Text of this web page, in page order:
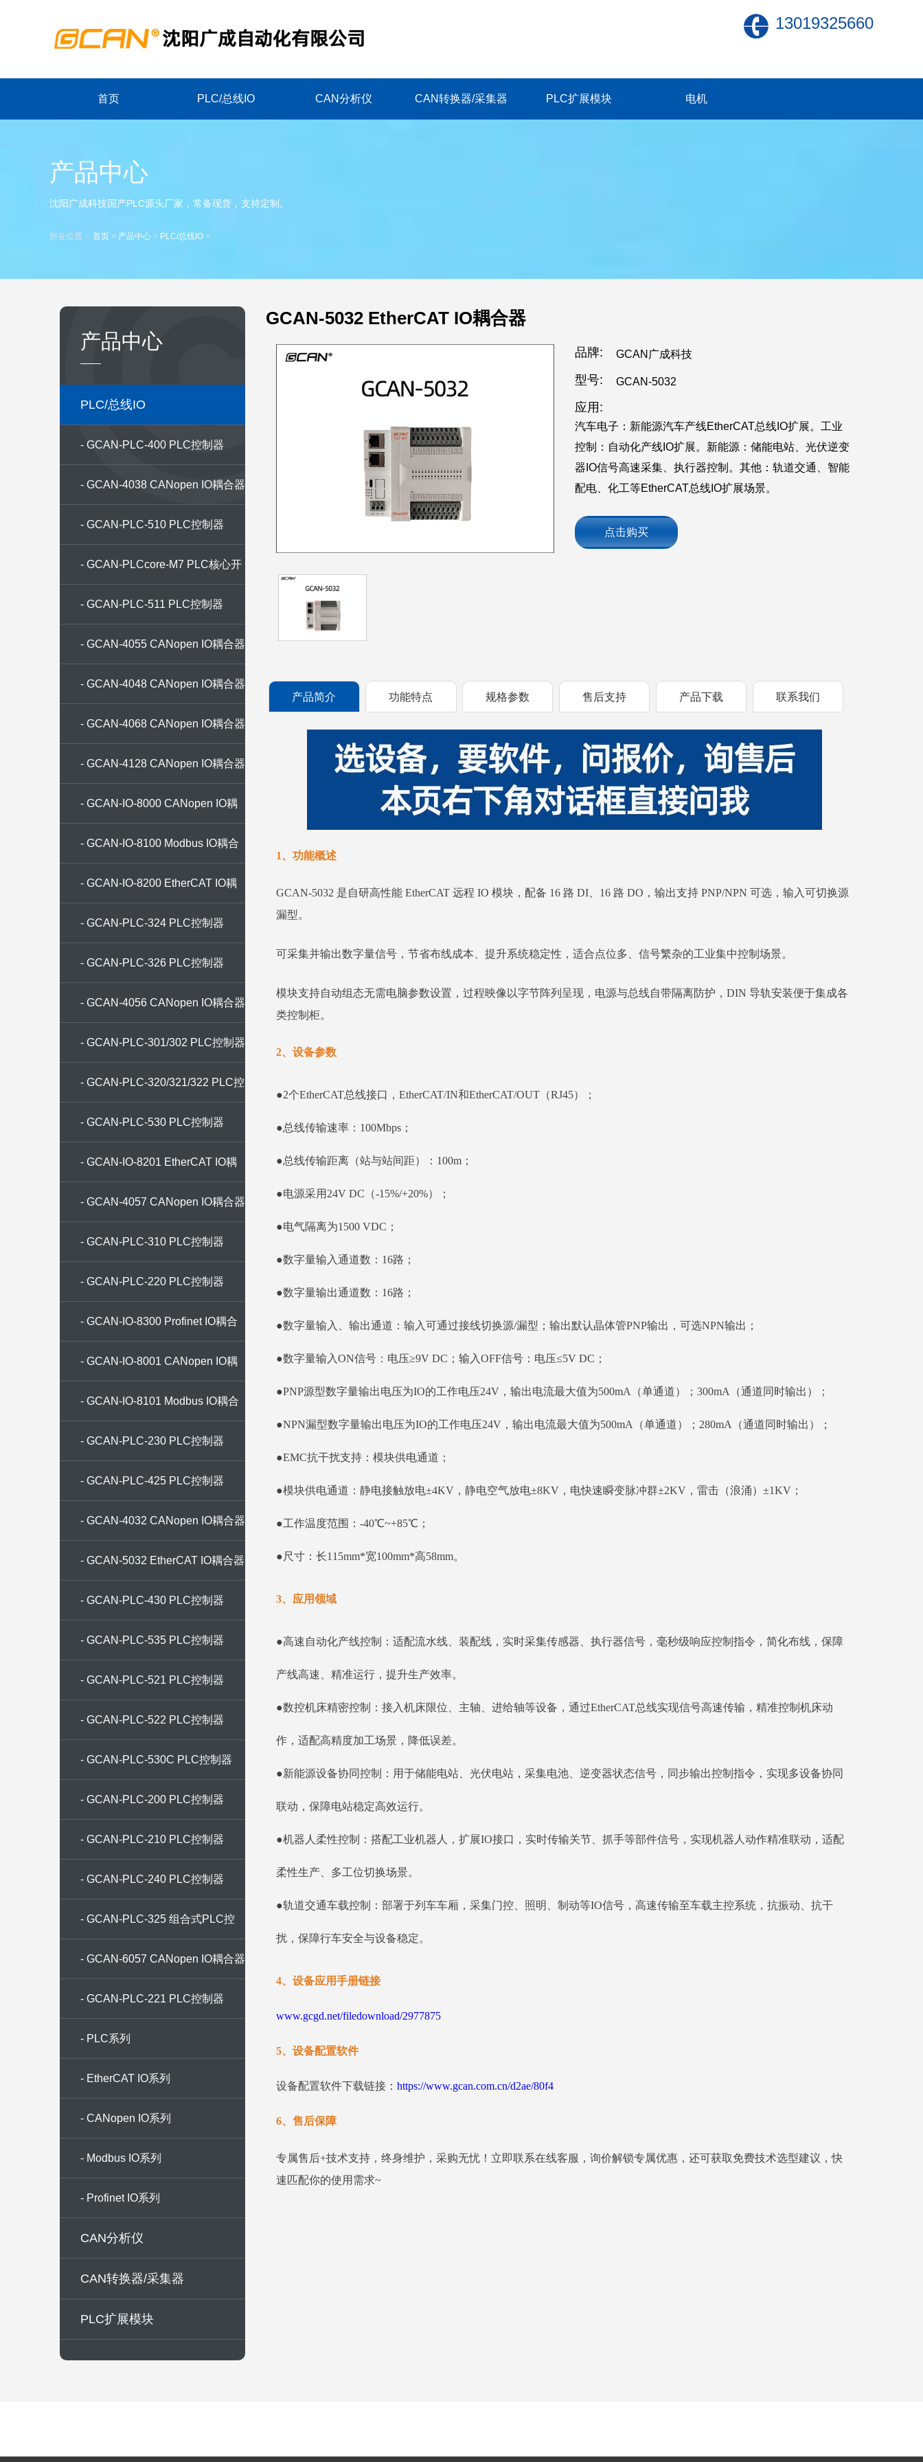
13019325660
首页 PLC/总线IO CAN分析仪 CAN转换器/采集器 PLC扩展模块 电机
产品中心
沈阳广成科技国产PLC源头厂家，常备现货，支持定制。
所在位置： 首页 > 产品中心 > PLC/总线IO >
产品中心
PLC/总线IO
- GCAN-PLC-400 PLC控制器
- GCAN-4038 CANopen IO耦合器
- GCAN-PLC-510 PLC控制器
- GCAN-PLCcore-M7 PLC核心开
发板
- GCAN-PLC-511 PLC控制器
- GCAN-4055 CANopen IO耦合器
- GCAN-4048 CANopen IO耦合器
- GCAN-4068 CANopen IO耦合器
- GCAN-4128 CANopen IO耦合器
- GCAN-IO-8000 CANopen IO耦
合器
- GCAN-IO-8100 Modbus IO耦合
器
- GCAN-IO-8200 EtherCAT IO耦
合器
- GCAN-PLC-324 PLC控制器
- GCAN-PLC-326 PLC控制器
- GCAN-4056 CANopen IO耦合器
- GCAN-PLC-301/302 PLC控制器
- GCAN-PLC-320/321/322 PLC控
制器
- GCAN-PLC-530 PLC控制器
- GCAN-IO-8201 EtherCAT IO耦
合器
- GCAN-4057 CANopen IO耦合器
- GCAN-PLC-310 PLC控制器
- GCAN-PLC-220 PLC控制器
- GCAN-IO-8300 Profinet IO耦合
器
- GCAN-IO-8001 CANopen IO耦
合器
- GCAN-IO-8101 Modbus IO耦合
器
- GCAN-PLC-230 PLC控制器
- GCAN-PLC-425 PLC控制器
- GCAN-4032 CANopen IO耦合器
- GCAN-5032 EtherCAT IO耦合器
- GCAN-PLC-430 PLC控制器
- GCAN-PLC-535 PLC控制器
- GCAN-PLC-521 PLC控制器
- GCAN-PLC-522 PLC控制器
- GCAN-PLC-530C PLC控制器
- GCAN-PLC-200 PLC控制器
- GCAN-PLC-210 PLC控制器
- GCAN-PLC-240 PLC控制器
- GCAN-PLC-325 组合式PLC控
制器
- GCAN-6057 CANopen IO耦合器
- GCAN-PLC-221 PLC控制器
- PLC系列
- EtherCAT IO系列
- CANopen IO系列
- Modbus IO系列
- Profinet IO系列
CAN分析仪
CAN转换器/采集器
PLC扩展模块
GCAN-5032 EtherCAT IO耦合器
品牌: GCAN广成科技
型号: GCAN-5032
应用:
汽车电子：新能源汽车产线EtherCAT总线IO扩展。工业
控制：自动化产线IO扩展。新能源：储能电站、光伏逆变
器IO信号高速采集、执行器控制。其他：轨道交通、智能
配电、化工等EtherCAT总线IO扩展场景。
点击购买
产品简介 功能特点 规格参数 售后支持 产品下载 联系我们
1、功能概述
GCAN-5032 是自研高性能 EtherCAT 远程 IO 模块，配备 16 路 DI、16 路 DO，输出支持 PNP/NPN 可选，输入可切换源
漏型。
可采集并输出数字量信号，节省布线成本、提升系统稳定性，适合点位多、信号繁杂的工业集中控制场景。
模块支持自动组态无需电脑参数设置，过程映像以字节阵列呈现，电源与总线自带隔离防护，DIN 导轨安装便于集成各
类控制柜。
2、设备参数
●2个EtherCAT总线接口，EtherCAT/IN和EtherCAT/OUT（RJ45）；
●总线传输速率：100Mbps；
●总线传输距离（站与站间距）：100m；
●电源采用24V DC（-15%/+20%）；
●电气隔离为1500 VDC；
●数字量输入通道数：16路；
●数字量输出通道数：16路；
●数字量输入、输出通道：输入可通过接线切换源/漏型；输出默认晶体管PNP输出，可选NPN输出；
●数字量输入ON信号：电压≥9V DC；输入OFF信号：电压≤5V DC；
●PNP源型数字量输出电压为IO的工作电压24V，输出电流最大值为500mA（单通道）；300mA（通道同时输出）；
●NPN漏型数字量输出电压为IO的工作电压24V，输出电流最大值为500mA（单通道）；280mA（通道同时输出）；
●EMC抗干扰支持：模块供电通道；
●模块供电通道：静电接触放电±4KV，静电空气放电±8KV，电快速瞬变脉冲群±2KV，雷击（浪涌）±1KV；
●工作温度范围：-40℃~+85℃；
●尺寸：长115mm*宽100mm*高58mm。
3、应用领域
●高速自动化产线控制：适配流水线、装配线，实时采集传感器、执行器信号，毫秒级响应控制指令，简化布线，保障
产线高速、精准运行，提升生产效率。
●数控机床精密控制：接入机床限位、主轴、进给轴等设备，通过EtherCAT总线实现信号高速传输，精准控制机床动
作，适配高精度加工场景，降低误差。
●新能源设备协同控制：用于储能电站、光伏电站，采集电池、逆变器状态信号，同步输出控制指令，实现多设备协同
联动，保障电站稳定高效运行。
●机器人柔性控制：搭配工业机器人，扩展IO接口，实时传输关节、抓手等部件信号，实现机器人动作精准联动，适配
柔性生产、多工位切换场景。
●轨道交通车载控制：部署于列车车厢，采集门控、照明、制动等IO信号，高速传输至车载主控系统，抗振动、抗干
扰，保障行车安全与设备稳定。
4、设备应用手册链接
www.gcgd.net/filedownload/2977875
5、设备配置软件
设备配置软件下载链接： https://www.gcan.com.cn/d2ae/80f4
6、售后保障
专属售后+技术支持，终身维护，采购无忧！立即联系在线客服，询价解锁专属优惠，还可获取免费技术选型建议，快
速匹配你的使用需求~